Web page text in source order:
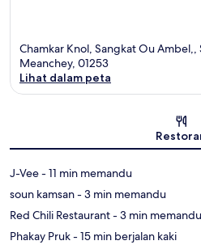
Chamkar Knol, Sangkat Ou
Meanchey, 01253
Lihat dalam peta
‪J-Vee - ‬11 min memandu
‪soun kamsan - ‬3 min memandu
‪Red Chili Restaurant - ‬3 min memandu
‪Phakay Pruk - ‬15 min berjalan kaki